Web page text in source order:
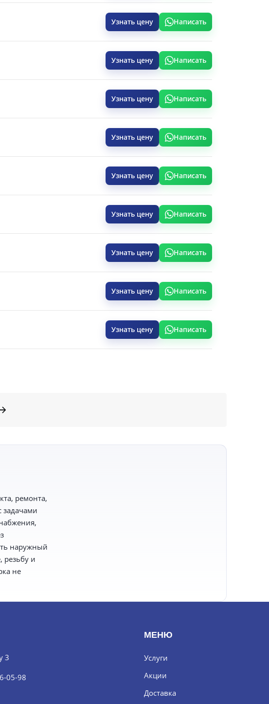
Узнать цену Написать
Узнать цену Написать
Узнать цену Написать
Узнать цену Написать
Узнать цену Написать
Узнать цену Написать
Узнать цену Написать
Узнать цену Написать
Узнать цену Написать
ремонта,
задачами
наружный
резьбу и
не
3
05-98
МЕНЮ
Услуги
Акции
Доставка